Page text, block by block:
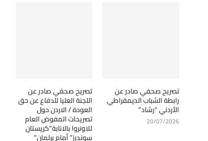
تصريح صحفي صادر عن
رابطة الشباب الديمقراطي
الأردني “رشاد”
20/07/2026
تصريح صحفي صادر عن
اللجنة العليا للدفاع عن حق
العودة / الاردن حول
تصريحات المفوض العام
للاونروا بالانابة”كريستان
سوندرز” أمام برلمان”